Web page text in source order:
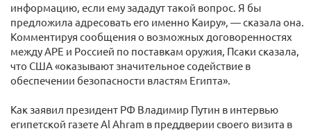
информацию, если ему зададут такой вопрос. Я бы
предложила адресовать его именно Каиру», — сказала она.
Комментируя сообщения о возможных договоренностях
между АРЕ и Россией по поставкам оружия, Псаки сказала,
что США «оказывают значительное содействие в
обеспечении безопасности властям Египта».
Как заявил президент РФ Владимир Путин в интервью
египетской газете Al Ahram в преддверии своего визита в